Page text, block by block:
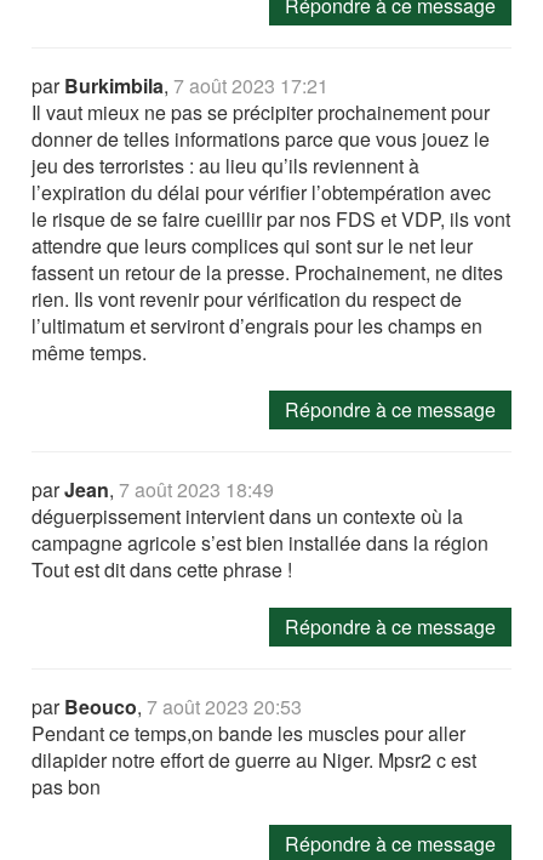
Répondre à ce message
parBurkimbila,7 août 2023 17:21
Il vaut mieux ne pas se précipiter prochainement pour
donner de telles informations parce que vous jouez le
jeu des terroristes : au lieu qu’ils reviennent à
l’expiration du délai pour vérifier l’obtempération avec
le risque de se faire cueillir par nos FDS et VDP, ils vont
attendre que leurs complices qui sont sur le net leur
fassent un retour de la presse. Prochainement, ne dites
rien. Ils vont revenir pour vérification du respect de
l’ultimatum et serviront d’engrais pour les champs en
même temps.
Répondre à ce message
parJean,7 août 2023 18:49
déguerpissement intervient dans un contexte où la
campagne agricole s’est bien installée dans la région
Tout est dit dans cette phrase !
Répondre à ce message
parBeouco,7 août 2023 20:53
Pendant ce temps,on bande les muscles pour aller
dilapider notre effort de guerre au Niger. Mpsr2 c est
pas bon
Répondre à ce message